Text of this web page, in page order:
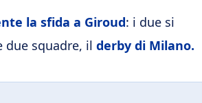
la sfida a Giroud: i due si
squadre, il derby di Milano.